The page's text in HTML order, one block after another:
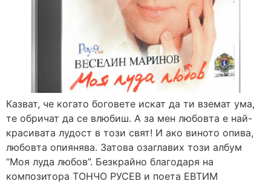
Казват, че когато боговете искат да ти вземат ума,
те обричат да се влюбиш. А за мен любовта е най-
красивата лудост в този свят! И ако виното опива,
любовта опиянява. Затова озаглавих този албум
“Моя луда любов”. Безкрайно благодаря на
композитора ТОНЧО РУСЕВ и поета ЕВТИМ